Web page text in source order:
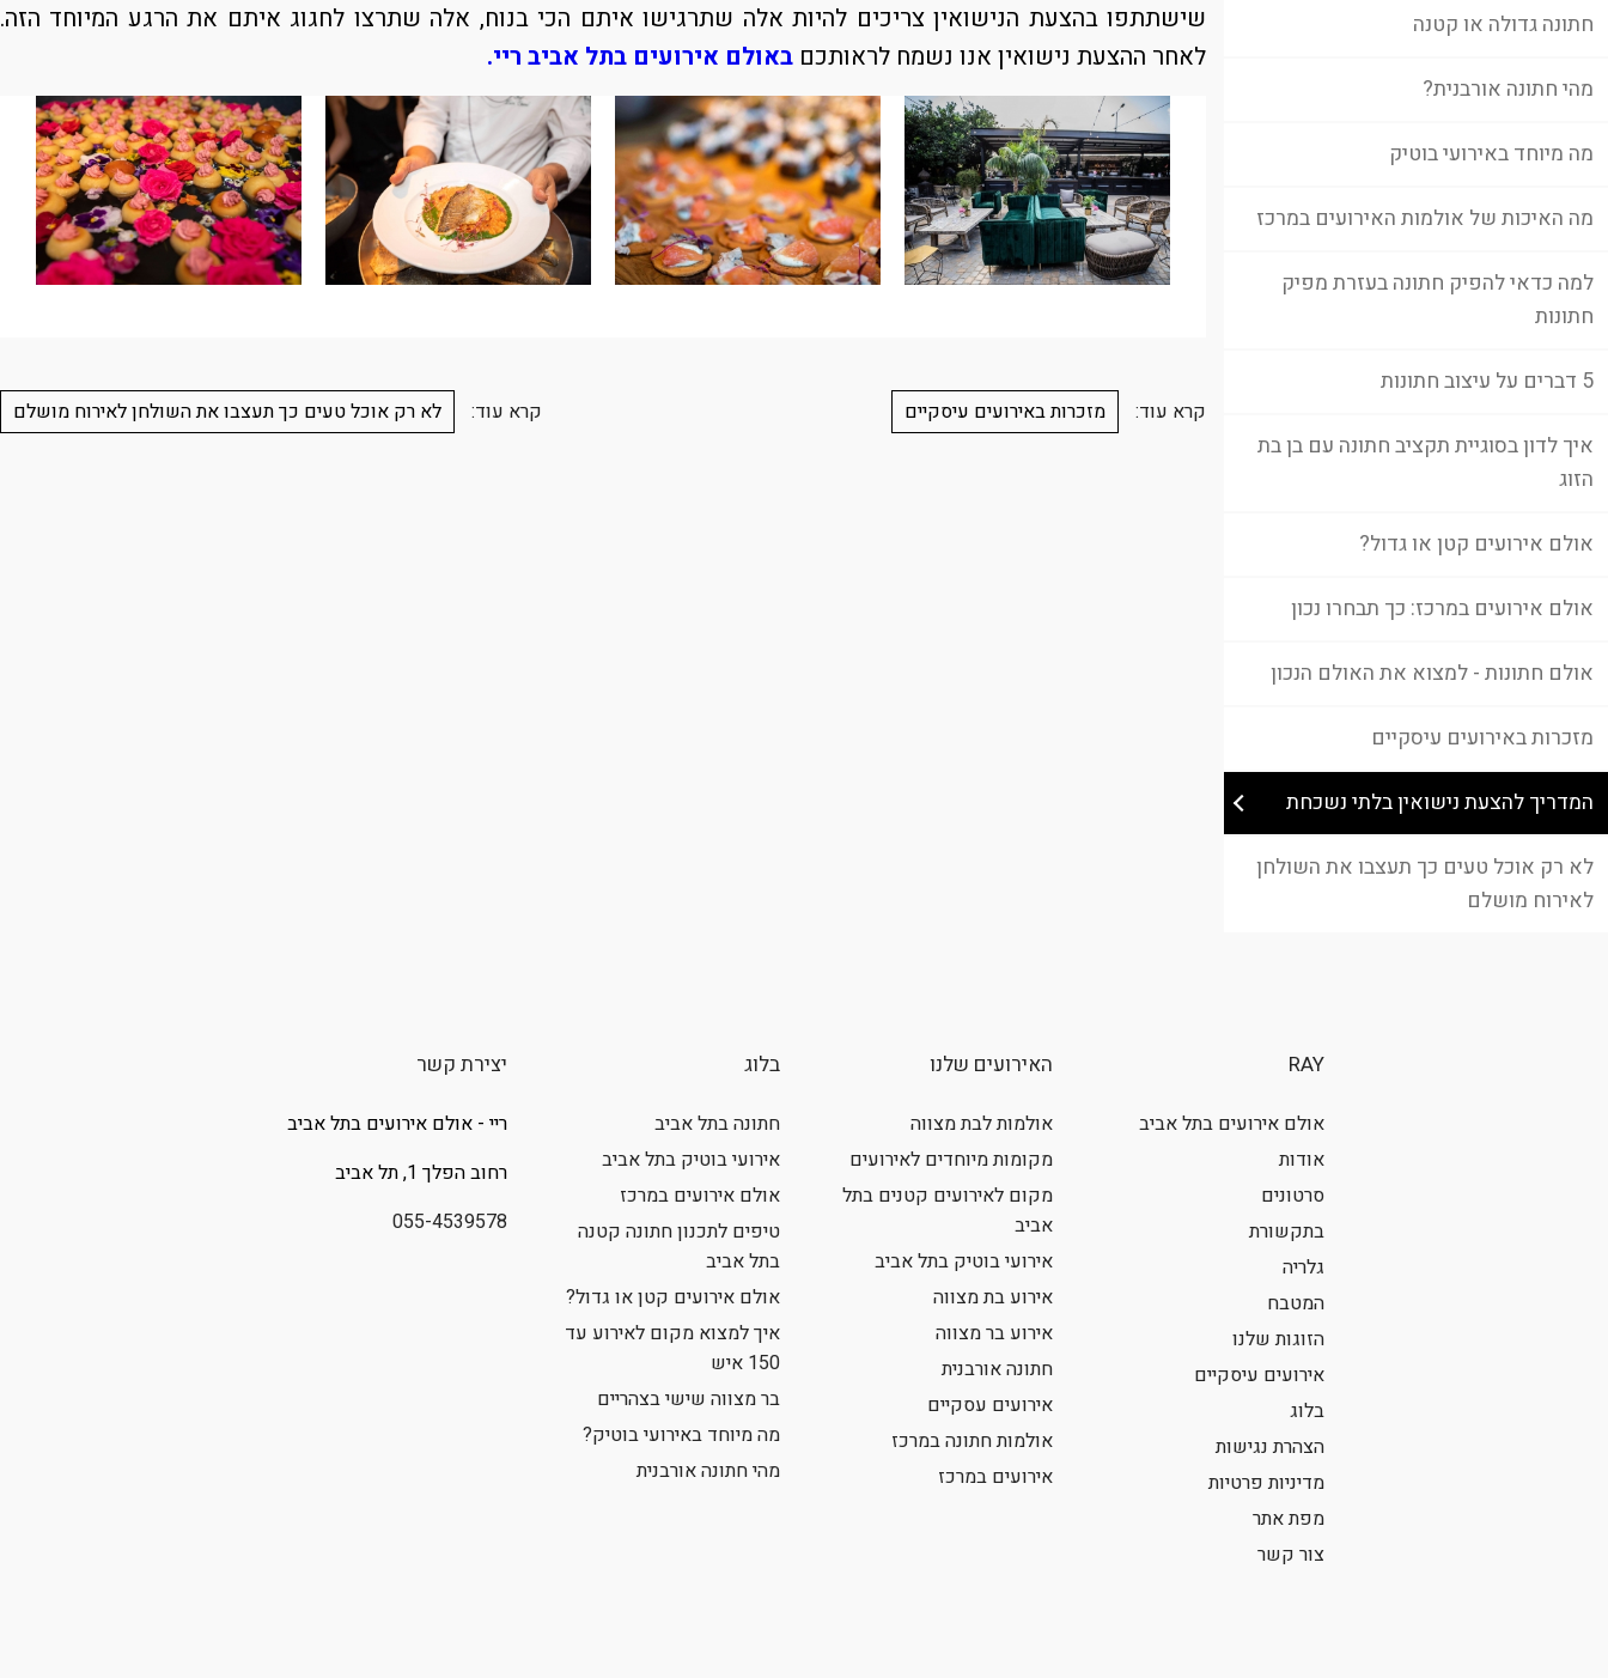
חתונה גדולה או קטנה
מהי חתונה אורבנית?
מה מיוחד באירועי בוטיק
מה האיכות של אולמות האירועים במרכז
למה כדאי להפיק חתונה בעזרת מפיק
חתונות
5 דברים על עיצוב חתונות
איך לדון בסוגיית תקציב חתונה עם בן בת
הזוג
אולם אירועים קטן או גדול?
אולם אירועים במרכז: כך תבחרו נכון
אולם חתונות - למצוא את האולם הנכון
מזכרות באירועים עיסקיים
המדריך להצעת נישואין בלתי נשכחת
לא רק אוכל טעים כך תעצבו את השולחן
לאירוח מושלם
שישתתפו בהצעת הנישואין צריכים להיות אלה שתרגישו איתם הכי בנוח, אלה שתרצו לחגוג איתם את הרגע המיוחד הזה.
לאחר ההצעת נישואין אנו נשמח לראותכם באולם אירועים בתל אביב ריי.
קרא עוד: מזכרות באירועים עיסקיים קרא עוד: לא רק אוכל טעים כך תעצבו את השולחן לאירוח מושלם
RAY
אולם אירועים בתל אביב
אודות
סרטונים
בתקשורת
גלריה
המטבח
הזוגות שלנו
אירועים עיסקיים
בלוג
הצהרת נגישות
מדיניות פרטיות
מפת אתר
צור קשר
האירועים שלנו
אולמות לבת מצווה
מקומות מיוחדים לאירועים
מקום לאירועים קטנים בתל
אביב
אירועי בוטיק בתל אביב
אירוע בת מצווה
אירוע בר מצווה
חתונה אורבנית
אירועים עסקיים
אולמות חתונה במרכז
אירועים במרכז
בלוג
חתונה בתל אביב
אירועי בוטיק בתל אביב
אולם אירועים במרכז
טיפים לתכנון חתונה קטנה
בתל אביב
אולם אירועים קטן או גדול?
איך למצוא מקום לאירוע עד
150 איש
בר מצווה שישי בצהריים
מה מיוחד באירועי בוטיק?
מהי חתונה אורבנית
יצירת קשר
ריי - אולם אירועים בתל אביב
רחובהפלך 1 , תל אביב
055-4539578